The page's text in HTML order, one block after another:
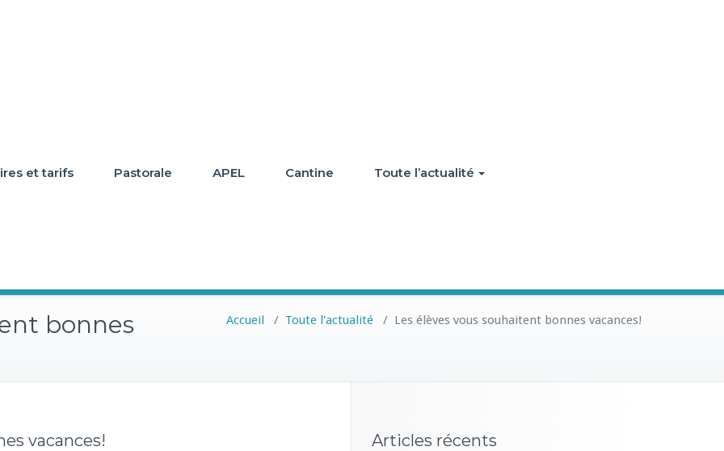
et tarifs Pastorale APEL Cantine Toute l’actualité
bonnes
Accueil / Toute l'actualité / Les élèves vous souhaitent bonnes vacances!
vacances! Articles récents